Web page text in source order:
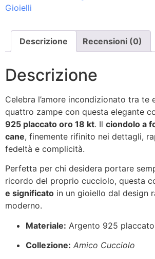
Gioielli
Descrizione Recensioni (0)
Descrizione
Celebra l’amore incondizionato tra te
quattro zampe con questa elegante
925 placcato oro 18 kt. Il ciondolo a
cane, finemente rifinito nei dettagli,
fedeltà e complicità.
Perfetta per chi desidera portare
ricordo del proprio cucciolo, questa
e significato in un gioiello dal design
moderno.
Materiale: Argento 925
Collezione: Amico Cucciolo